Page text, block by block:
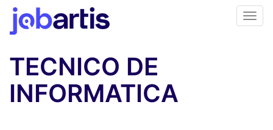
TECNICO DE
INFORMATICA